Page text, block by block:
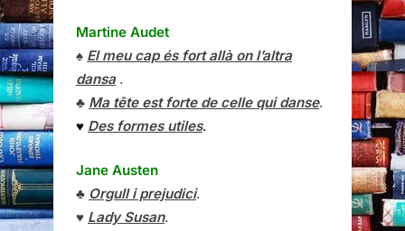
Martine Audet
♠ El meu cap és fort allà on l’altra
dansa.
♣ Ma tête est forte de celle qui danse.
♥ Des formes utiles.
Jane Austen
♣ Orgull i prejudici.
♥ Lady Susan.